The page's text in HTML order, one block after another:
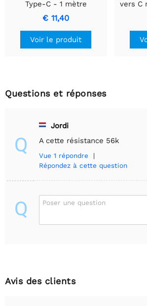
Type-C - 1 mètre
€ 11,40
Voir le produit
vers C
Questions et réponses
Q
Jordi
A cette résistance 56k
Vue 1 répondre |
Répondez à cette question
Q Poser une question
Avis des clients